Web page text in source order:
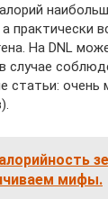
практически
На DNL
случае
статьи: очень
мифы.